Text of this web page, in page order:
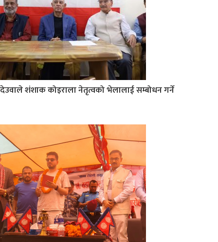
देउवाले शंशाक कोइराला नेतृत्वको भेलालाई सम्बोधन गर्ने